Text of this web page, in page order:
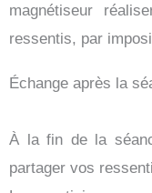
magnétiseur
ressentis, par
Échange après la
À la fin de la
partager vos